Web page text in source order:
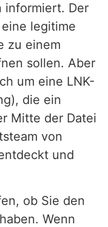
informiert. Der
legitime
zu einem
sollen. Aber
um eine LNK-
die ein
Mitte der Datei
von
und
ob Sie den
Wenn